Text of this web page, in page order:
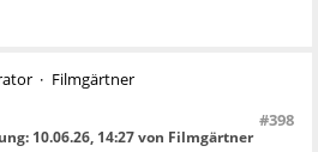
Filmgärtner
#398
: 10.06.26, 14:27 von Filmgärtner